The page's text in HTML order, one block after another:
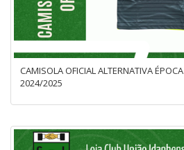
CAMISOLA OFICIAL ALTERNATIVA ÉPOCA
2024/2025